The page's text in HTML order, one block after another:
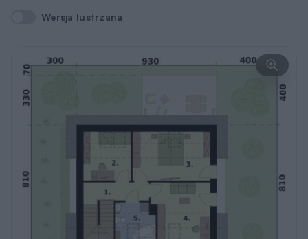
Wersja lustrzana
Wersja lustrzana